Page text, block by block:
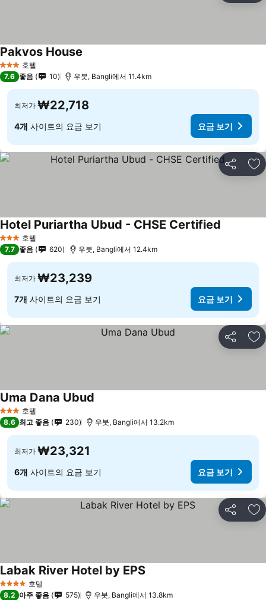
3 성급 호텔
Pakvos House
7.6 좋음 10 우붓, Bangli에서 11.4km
최저가 ₩22,718
4개 사이트의 요금 보기 요금 보기
공유 즐
3 성급 호텔
Hotel Puriartha Ubud - CHSE Certified
7.7 좋음 620 우붓, Bangli에서 12.4km
최저가 ₩23,239
7개 사이트의 요금 보기 요금 보기
공유 즐
3 성급 호텔
Uma Dana Ubud
8.6 최고 좋음 230 우붓, Bangli에서 13.2km
최저가 ₩23,321
6개 사이트의 요금 보기 요금 보기
공유 즐
4 성급 호텔
Labak River Hotel by EPS
8.2 아주 좋음 575 우붓, Bangli에서 13.8km